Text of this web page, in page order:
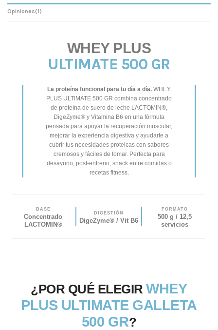
Opiniones(1)
WHEY PLUS
ULTIMATE 500 GR
La proteína funcional para tu día a día. WHEY
PLUS ULTIMATE 500 GR combina concentrado
de proteína de suero de leche LACTOMIN®,
DigeZyme® y Vitamina B6 en una fórmula
pensada para apoyar la recuperación muscular,
mejorar la experiencia digestiva y ayudarte a
cubrir tus necesidades proteicas con sabores
cremosos y fáciles de tomar. Perfecta para
desayuno, post-entreno, snack entre comidas o
recetas fitness.
BASE
Concentrado
LACTOMIN®
DIGESTIÓN
DigeZyme® / Vit B6
FORMATO
500 g / 12,5
servicios
¿POR QUÉ ELEGIRWHEY
PLUS ULTIMATE GALLETA
500 GR?